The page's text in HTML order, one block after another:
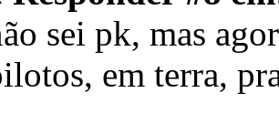
sei pk, mas
em terra,